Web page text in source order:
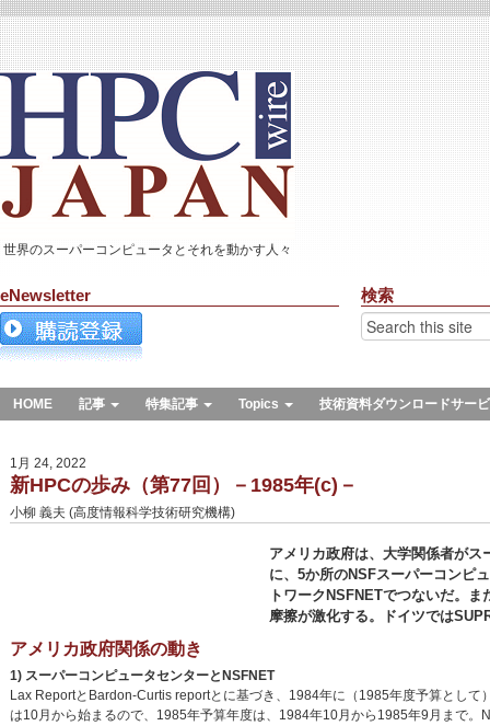
世界のスーパーコンピュータとそれを動かす人々
eNewsletter 検索
HOME 記事 特集記事 Topics 技術資料ダウンロードサー
1月 24, 2022
新HPCの歩み（第77回）－1985年(c)－
小柳 義夫 (高度情報科学技術研究機構)
アメリカ政府は、大学関係者が
に、5か所のNSFスーパーコンピ
トワークNSFNETでつないだ。
摩擦が激化する。ドイツでは
アメリカ政府関係の動き
1) スーパーコンピュータセンターとNSFNET
Lax ReportとBardon-Curtis reportとに基づき、1984年に（1985年度予算とし
は10月から始まるので、1985年予算年度は、1984年10月から1985年9月まで